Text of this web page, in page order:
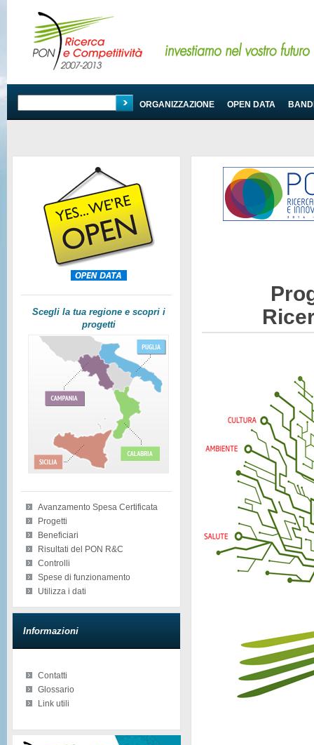
PROGRAMMA ORGANIZZAZIONE OPEN DATA
Scegli la tua regione e scopri i
progetti
Avanzamento Spesa Certificata
Progetti
Beneficiari
Risultati del PON R&C
Controlli
Spese di funzionamento
Utilizza i dati
Informazioni
Contatti
Glossario
Link utili